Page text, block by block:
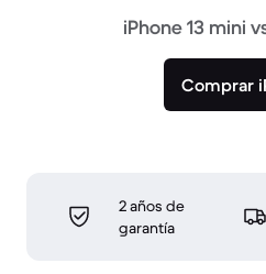
iPhone 13 mini
Comprar
2 años de
garantía